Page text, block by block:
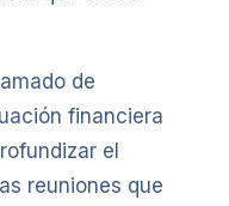
de
financiera
el
reuniones que